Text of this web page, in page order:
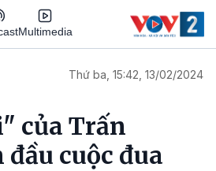
Multimedia
Thứ ba, 15:42, 13/02/2024
của Trấn
cuộc đua